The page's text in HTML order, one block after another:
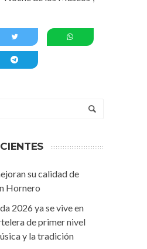
su calidad de
Hornero
2026 ya se vive en
de primer nivel
y la tradición